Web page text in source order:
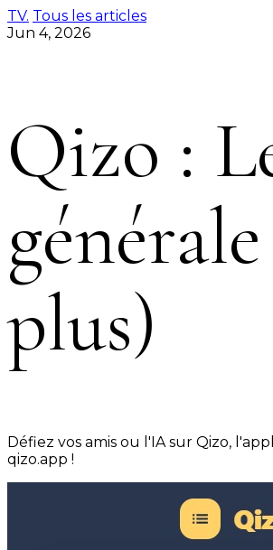
TV. Tous les articles
Jun 4, 2026
Qizo :
plus)
Défiez vos amis ou l'IA sur Qizo,
qizo.app !